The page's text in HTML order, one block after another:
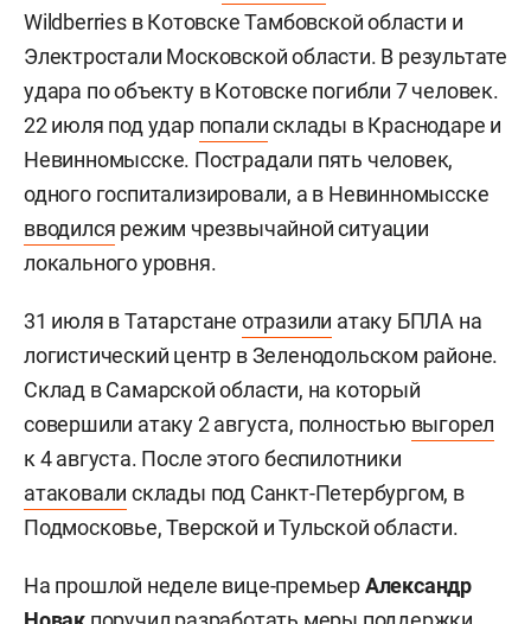
Wildberries в Котовске Тамбовской области и
Электростали Московской области. В результате
удара по объекту в Котовске погибли 7 человек.
22 июля под удар попалисклады в Краснодаре и
Невинномысске. Пострадали пять человек,
одного госпитализировали, а в Невинномысске
вводился режим чрезвычайной ситуации
локального уровня.
31 июля в Татарстане отразили атаку БПЛА на
логистический центр в Зеленодольском районе.
Склад в Самарской области, на который
совершили атаку 2 августа, полностью выгорел
к 4 августа. После этого беспилотники
атаковали склады под Санкт-Петербургом, в
Подмосковье, Тверской и Тульской области.
На прошлой неделе вице-премьерАлександр